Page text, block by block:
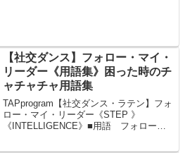
【社交ダンス】フォロー・マイ・
リーダー《用語集》困った時のチ
ャチャチャ用語集
TAPprogram【社交ダンス・ラテン】フォ
ロー・マイ・リーダー《STEP 》
《INTELLIGENCE》■用語 フォロー・